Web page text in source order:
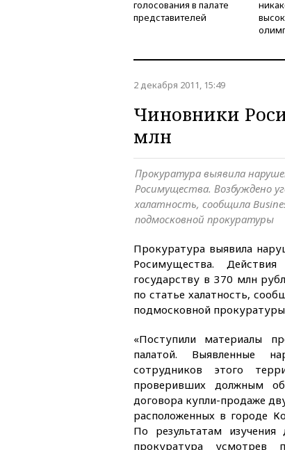
голосования в палате
представителей
2 декабря 2011, 15:49
Чиновники
млн
Прокуратура выявила
Росимущества. Возбуждено
халатность, сообщила
подмосковной прокуратуры
Прокуратура выявила
Росимущества.
государству в 370 млн
по статье халатность,
подмосковной
«Поступили материалы
палатой. Выявленные
сотрудников этого
проверивших должным
договора купли-продаже
расположенных в городе
По результатам изучения
прокуратура усмотрев